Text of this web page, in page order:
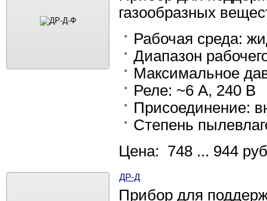
газообразных
Рабочая среда:
Диапазон
Максимальное
Реле: ~6 А, 240 В
Присоединение:
Степень
Цена: 748 ... 944
ДР-Д
Прибор для